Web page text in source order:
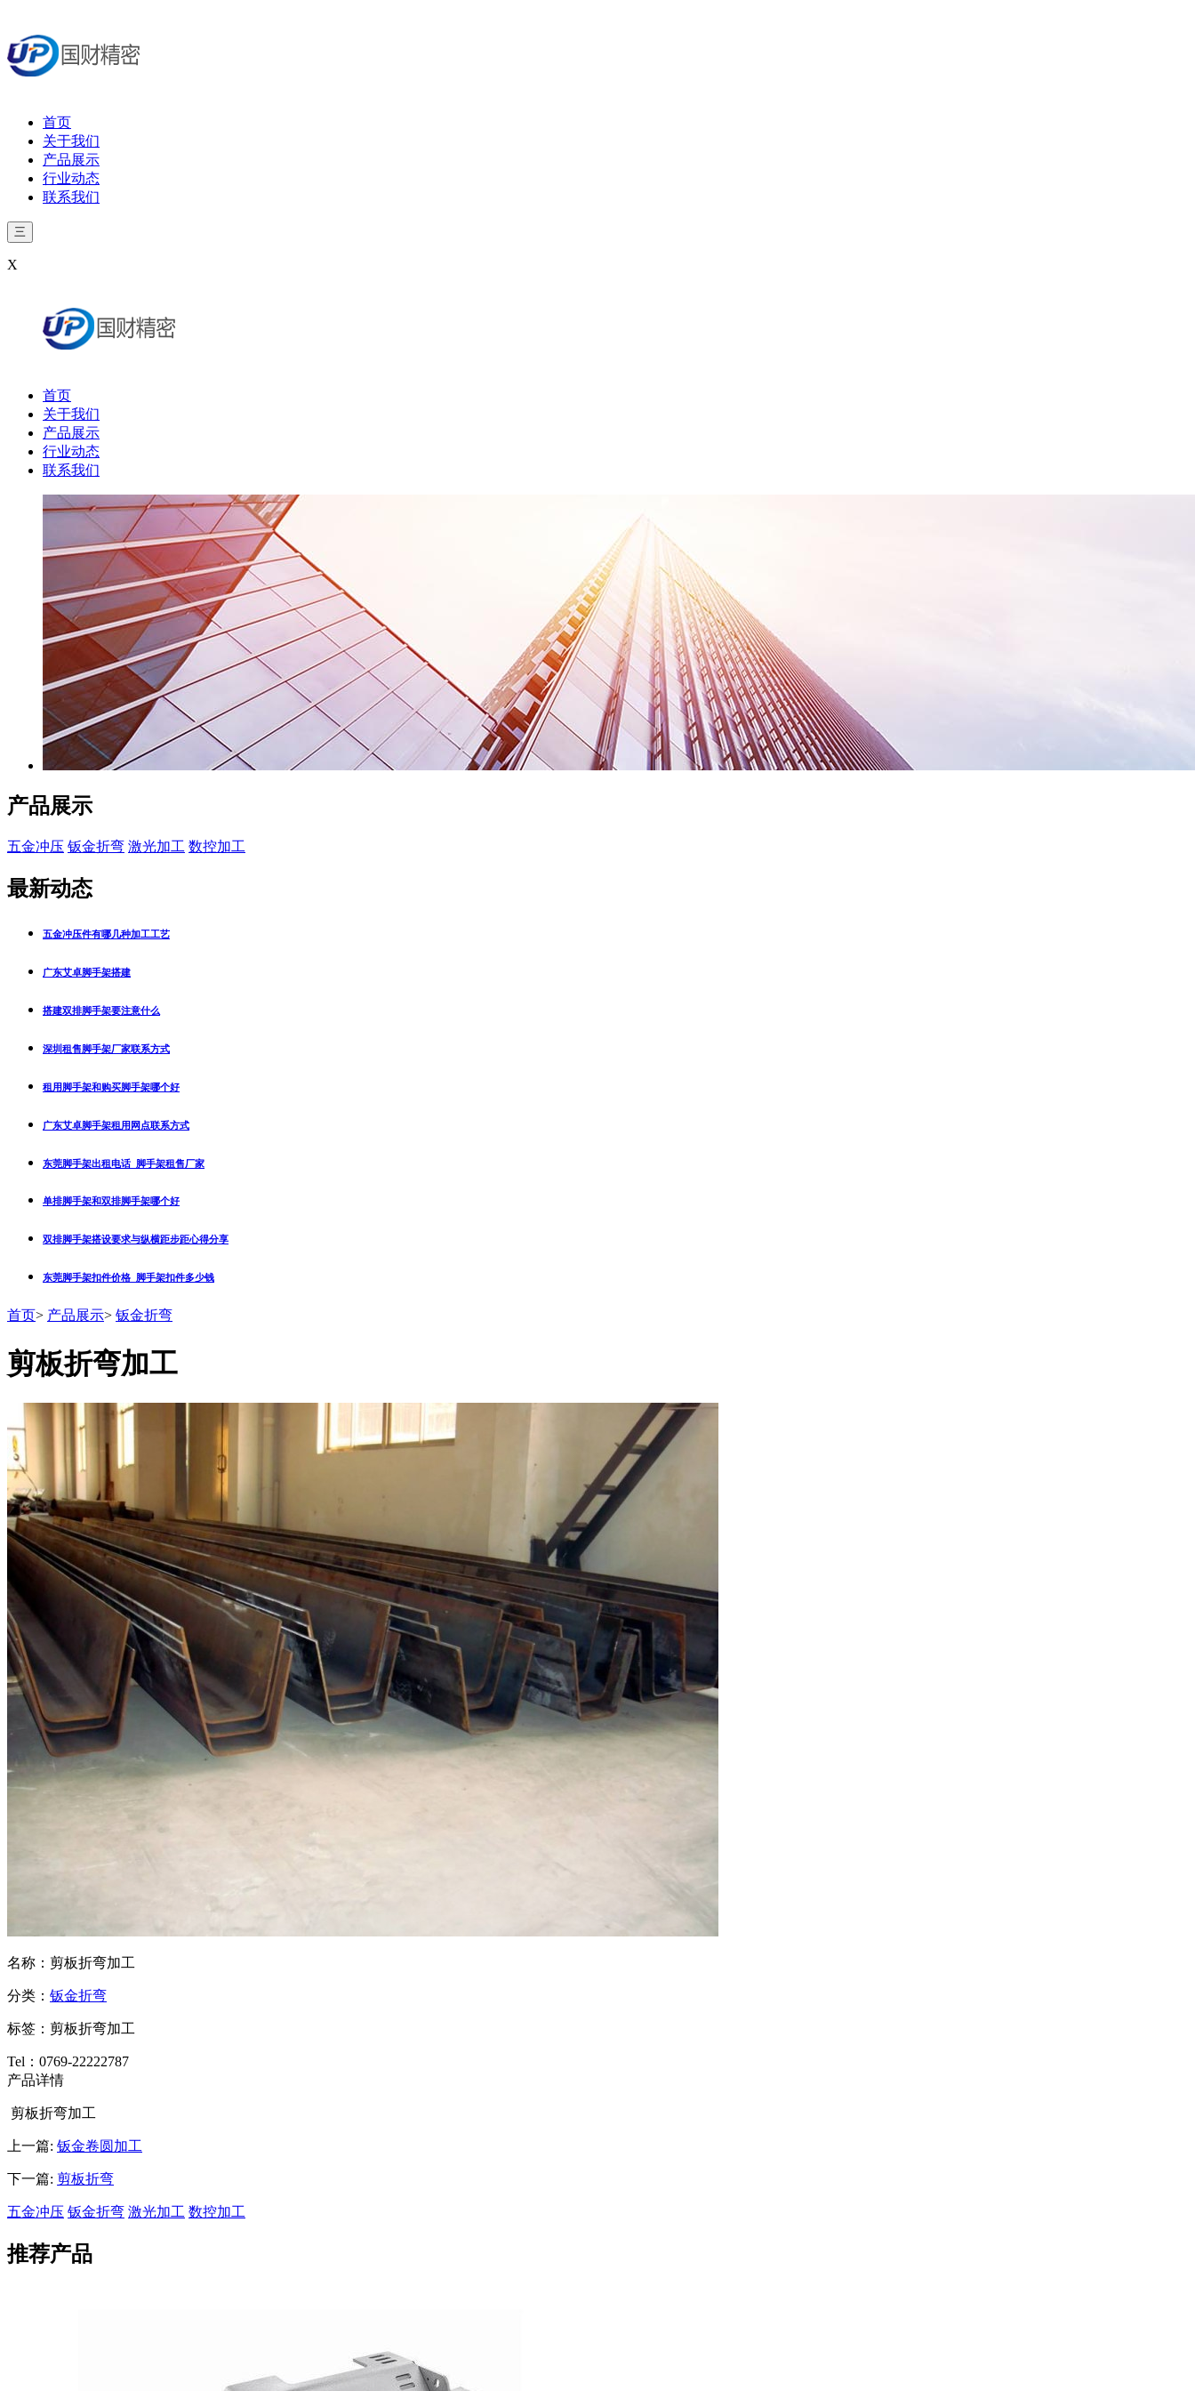
首页
关于我们
产品展示
行业动态
联系我们
三
X
首页
关于我们
产品展示
行业动态
联系我们
产品展示
五金冲压 钣金折弯 激光加工 数控加工
最新动态
五金冲压件有哪几种加工工艺
广东艾卓脚手架搭建
搭建双排脚手架要注意什么
深圳租售脚手架厂家联系方式
租用脚手架和购买脚手架哪个好
广东艾卓脚手架租用网点联系方式
东莞脚手架出租电话_脚手架租售厂家
单排脚手架和双排脚手架哪个好
双排脚手架搭设要求与纵横距步距心得分享
东莞脚手架扣件价格_脚手架扣件多少钱
首页> 产品展示> 钣金折弯
剪板折弯加工
名称：剪板折弯加工
分类： 钣金折弯
标签：剪板折弯加工
Tel：0769-22222787
产品详情
剪板折弯加工
上一篇: 钣金卷圆加工
下一篇: 剪板折弯
五金冲压 钣金折弯 激光加工 数控加工
推荐产品